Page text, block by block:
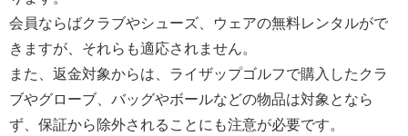
会員ならばクラブやシューズ、ウェアの無料レンタルがで
きますが、それらも適応されません。
また、返金対象からは、ライザップゴルフで購入したクラ
ブやグローブ、バッグやボールなどの物品は対象となら
ず、保証から除外されることにも注意が必要です。